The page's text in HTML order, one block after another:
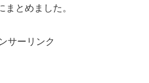
とめました。
サーリンク